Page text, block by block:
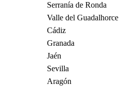
Serranía de Ronda
Valle del Guadalhorce
Cádiz
Granada
Jaén
Sevilla
Aragón